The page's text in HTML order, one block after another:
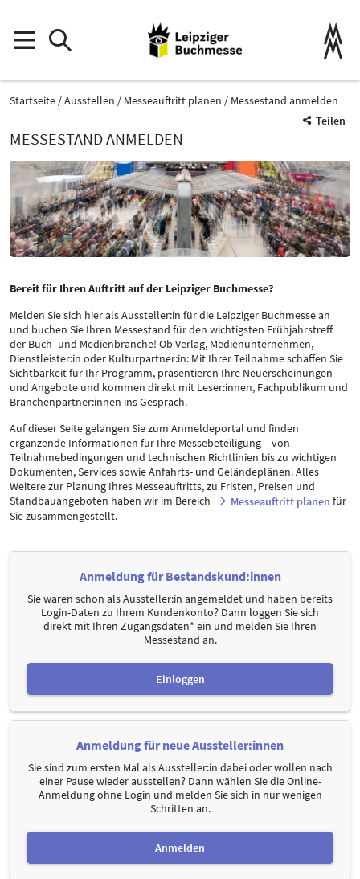
Startseite Ausstellen Messeauftritt planen
Messestand anmelden
Teilen
MESSESTAND ANMELDEN
Bereit für Ihren Auftritt auf der Leipziger Buchmesse?
Melden Sie sich hier als Aussteller:in für die Leipziger Buchmesse an
und buchen Sie Ihren Messestand für den wichtigsten Frühjahrstreff
der Buch- und Medienbranche! Ob Verlag, Medienunternehmen,
Dienstleister:in oder Kulturpartner:in: Mit Ihrer Teilnahme schaffen Sie
Sichtbarkeit für Ihr Programm, präsentieren Ihre Neuerscheinungen
und Angebote und kommen direkt mit Leser:innen, Fachpublikum und
Branchenpartner:innen ins Gespräch.
Auf dieser Seite gelangen Sie zum Anmeldeportal und finden
ergänzende Informationen für Ihre Messebeteiligung – von
Teilnahmebedingungen und technischen Richtlinien bis zu wichtigen
Dokumenten, Services sowie Anfahrts- und Geländeplänen. Alles
Weitere zur Planung Ihres Messeauftritts, zu Fristen, Preisen und
Standbauangeboten haben wir im Bereich
Messeauftritt planen für
Sie zusammengestellt.
Anmeldung für Bestandskund:innen
Sie waren schon als Aussteller:in angemeldet und haben bereits
Login-Daten zu Ihrem Kundenkonto? Dann loggen Sie sich
direkt mit Ihren Zugangsdaten* ein und melden Sie Ihren
Messestand an.
Einloggen
Anmeldung für neue Aussteller:innen
Sie sind zum ersten Mal als Aussteller:in dabei oder wollen nach
einer Pause wieder ausstellen? Dann wählen Sie die Online-
Anmeldung ohne Login und melden Sie sich in nur wenigen
Schritten an.
Anmelden